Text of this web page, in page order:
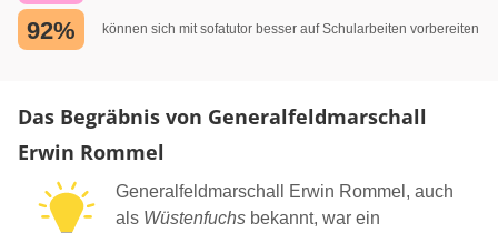
92% können sich mit sofatutor besser auf Schularbeiten vorbereiten
Das Begräbnis von Generalfeldmarschall
Erwin Rommel
Generalfeldmarschall Erwin Rommel, auch
als Wüstenfuchs bekannt, war ein